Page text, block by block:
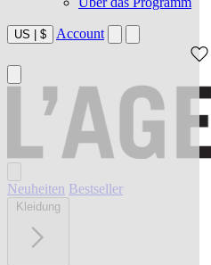
US $ Account
Neuheiten Bestseller
Kleidung